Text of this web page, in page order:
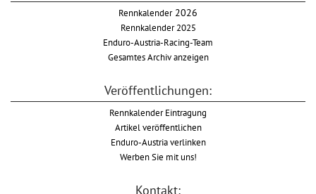
Rennkalender2026
Rennkalender 2025
Enduro-Austria-Racing-Team
Gesamtes Archiv anzeigen
Veröffentlichungen:
Rennkalender Eintragung
Artikel veröffentlichen
Enduro-Austria verlinken
Werben Sie mit uns!
Kontakt: